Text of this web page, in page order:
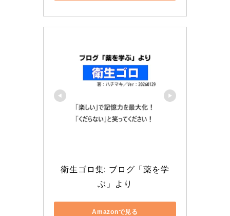
衛生ゴロ集: ブログ「薬を学
ぶ」より
Amazonで見る